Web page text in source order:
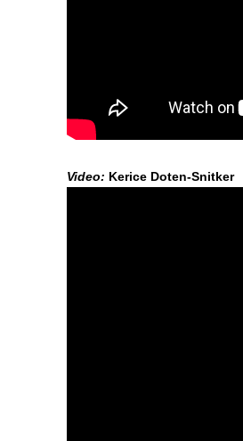
Video: Kerice Doten-Snitker